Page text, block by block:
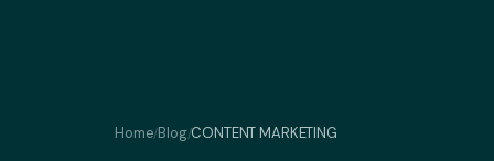
Home/Blog/CONTENT MARKETING